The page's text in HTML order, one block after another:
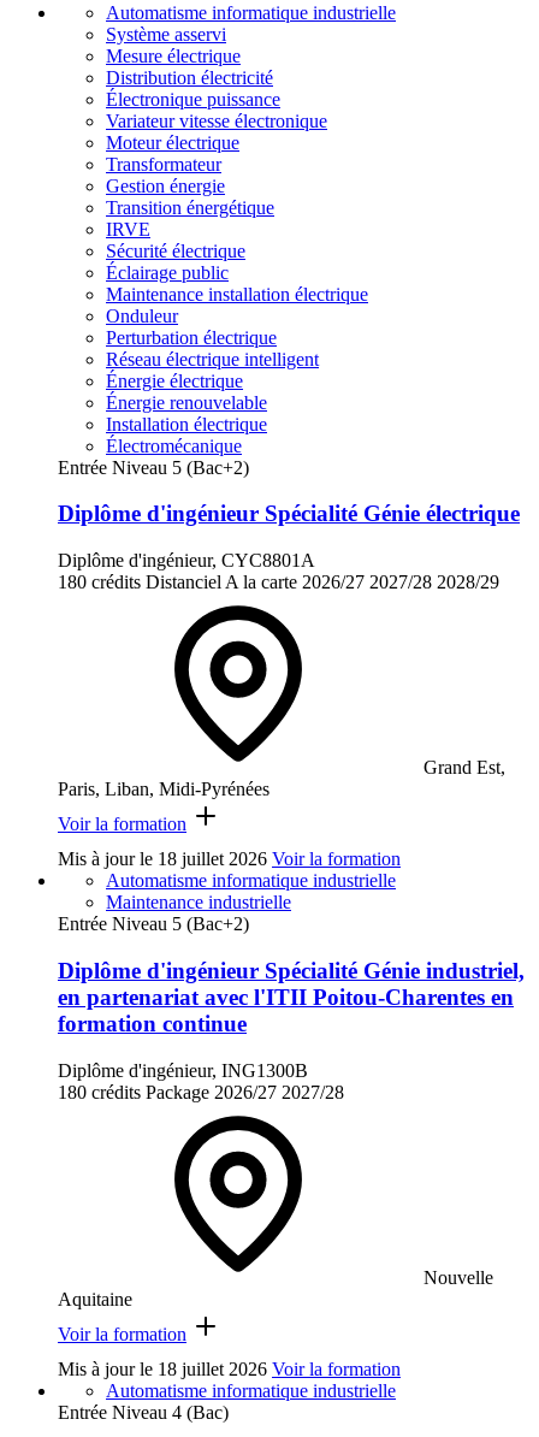
Automatisme informatique industrielle
Système asservi
Mesure électrique
Distribution électricité
Électronique puissance
Variateur vitesse électronique
Moteur électrique
Transformateur
Gestion énergie
Transition énergétique
IRVE
Sécurité électrique
Éclairage public
Maintenance installation électrique
Onduleur
Perturbation électrique
Réseau électrique intelligent
Énergie électrique
Énergie renouvelable
Installation électrique
Électromécanique
Entrée Niveau 5 (Bac+2)
Diplôme d'ingénieur Spécialité Génie électrique
Diplôme d'ingénieur, CYC8801A
180 crédits Distanciel A la carte 2026/27 2027/28 2028/29
Grand Est,
Paris, Liban, Midi-Pyrénées
Voir la formation
Mis à jour le 18 juillet 2026 Voir la formation
Automatisme informatique industrielle
Maintenance industrielle
Entrée Niveau 5 (Bac+2)
Diplôme d'ingénieur Spécialité Génie industriel,
en partenariat avec l'ITII Poitou-Charentes en
formation continue
Diplôme d'ingénieur, ING1300B
180 crédits Package 2026/27 2027/28
Nouvelle
Aquitaine
Voir la formation
Mis à jour le 18 juillet 2026 Voir la formation
Automatisme informatique industrielle
Entrée Niveau 4 (Bac)